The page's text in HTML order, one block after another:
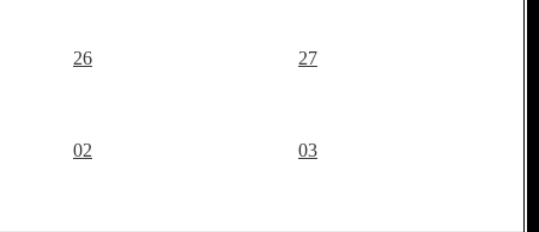
26 27
02 03